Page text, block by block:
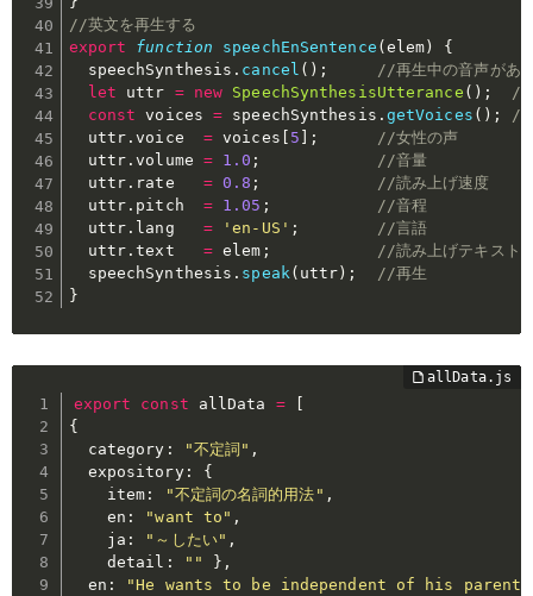
//英文を再生する
export
function speechEnSentence ( elem )
{
  speechSynthesis
. cancel ( ) ;
//再生中の音声があ
let uttr = new SpeechSynthesisUtterance ( ) ;
//
const voices = speechSynthesis . getVoices ( ) ;
//
  uttr
.voice = voices 5 ;
//女性の声
  uttr
.volume = 1.0 ;
//音量
  uttr
. rate = 0.8 ;
//読み上げ速度
  uttr
. pitch = 1.05 ;
//音程
  uttr
. lang = 'en-US' ;
//言語
  uttr
.text = elem ;
//読み上げテキスト
  speechSynthesis
. speak( uttr ) ;
//再生
}
export const allData =
{
  category
: "不定詞" ,
  expository
:
{
    item
: "不定詞の名詞的用法" ,
    en
: "want to" ,
    ja
: "～したい" ,
    detail
: "" } ,
  en
:
"He wants to be independent of his